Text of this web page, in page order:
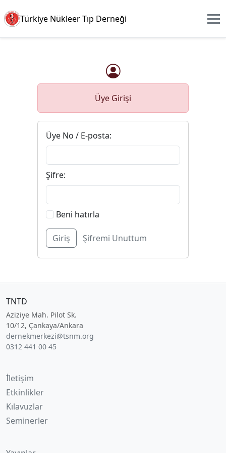
Türkiye Nükleer Tıp Derneği
Üye Girişi
Üye No / E-posta:
Şifre:
Beni hatırla
Şifremi Unuttum
TNTD
Aziziye Mah. Pilot Sk.
10/12, Çankaya/Ankara
dernekmerkezi@tsnm.org
0312 441 00 45
İletişim
Etkinlikler
Kılavuzlar
Seminerler